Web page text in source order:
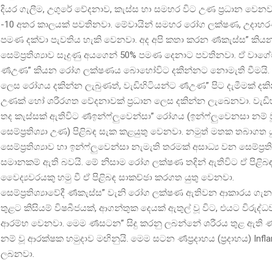
දියර ගැලීම, උගුරේ වේදනාව, කැස්ස හා සමහර විට උණ ප්‍රධාන
-10 අතර කාලයක් පවතිනවා. මේවායින් සමහර රෝග ලක්ෂණ,
පමණ දක්වා පැවතිය හැකි වෙනවා. අද අපි කතා කරන ර්‍ණකැස්ස”
සෙම්ප්‍රතිශ්‍යාව සෑදුණු අයගෙන් 50% පමණ දෙනාට පවතිනවා. ඒ
ර්‍ණඋණ” කියන රෝග ලක්ෂණය බොහෝවිට දකින්නට නොමැති වීමයි.
ලෙස රෝගය දකින්න ලැබුණත්, වැඩිහිටියන්ට ර්‍ණඋණ” පිට දැමීමක්
උණක් හෝ ශරීරගත වේදනාවක් ප්‍රධාන ලෙස දකින්න ලැඛෙනවා.
තද කැස්සක් ඇතිවිට ර්‍ණඉන්ෆ්ලුවෙන්සා” රෝගය (ඉන්ෆ්ලුවෙනසා
සෙම්ප්‍රතිශ්‍යා උණ) පිළිබඳ සැක කළයුතු වෙනවා. නමුත් මතක තබාගත
සෙම්ප්‍රතිශ්‍යාව හා ඉන්ෆ්ලුවෙන්සා නැමැති තරමක් අසාධ්‍ය වන
සමානකම් ඇති බවයි. මේ නිසාම රෝග ලක්ෂණ තදින් ඇතිවිට ඒ පිළිබඳ
වෛද්‍යවරයකු හමු වී ඒ පිළිබඳ සාකච්ඡා කරගත යුතු වෙනවා.
සෙම්ප්‍රතිශ්‍යාවේදී ර්‍ණකැස්ස” වැනි රෝග ලක්ෂණ ඇතිවන ආකාරය
තුළට කිසියම් විෂබීජයක්, ආගන්තුක දෙයක් ඇතුල් වූ විට, එයට
ආරම්භ වෙනවා. මෙම ර්‍ණසටන” සිදු කරනු ලබන්නේ ශරීරය තුළ ඇති
නම් වූ ආරක්ෂක හමුදාව මඟිනුයි. මෙම සටන ර්‍ණප්‍රදාහය (ප්‍රදාහය)
ලබනවා.